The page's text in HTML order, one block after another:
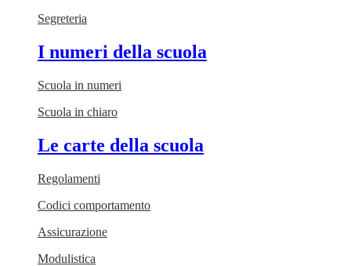
Segreteria
I numeri della scuola
Scuola in numeri
Scuola in chiaro
Le carte della scuola
Regolamenti
Codici comportamento
Assicurazione
Modulistica